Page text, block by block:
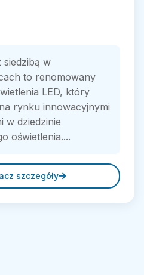
siedzibą w
to renomowany
LED, który
rynku innowacyjnymi
w dziedzinie
oświetlenia....
szczegóły